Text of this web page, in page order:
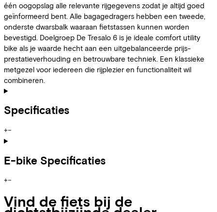
één oogopslag alle relevante rijgegevens zodat je altijd goed
geïnformeerd bent. Alle bagagedragers hebben een tweede,
onderste dwarsbalk waaraan fietstassen kunnen worden
bevestigd. Doelgroep De Tresalo 6 is je ideale comfort utility
bike als je waarde hecht aan een uitgebalanceerde prijs-
prestatieverhouding en betrouwbare techniek. Een klassieke
metgezel voor iedereen die rijplezier en functionaliteit wil
combineren.
Specificaties
+−
E-bike Specificaties
+−
Vind de fiets bij de